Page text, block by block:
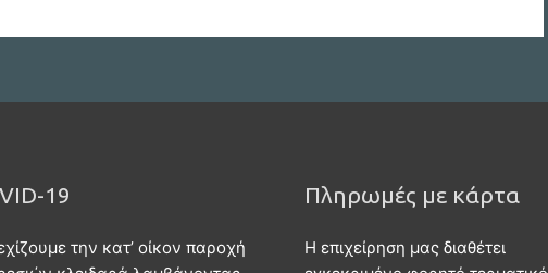
19
την κατ’ οίκον παροχή
Πληρωμές με κάρτα
Η επιχείρηση μας διαθέτει